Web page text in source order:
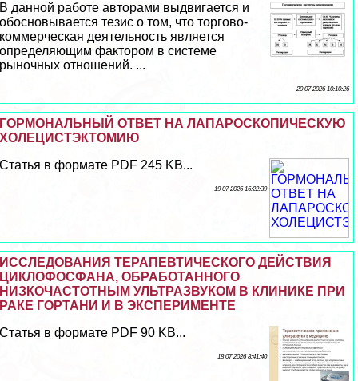
В данной работе авторами выдвигается и
обосновывается тезис о том, что торгово-
коммерческая деятельность является
определяющим фактором в системе
рыночных отношений. ...
20 07 2026 10:10:26
ГОРМОНАЛЬНЫЙ ОТВЕТ НА ЛАПАРОСКОПИЧЕСКУЮ
ХОЛЕЦИСТЭКТОМИЮ
Статья в формате PDF 245 KB...
19 07 2026 16:22:39
ИССЛЕДОВАНИЯ ТЕРАПЕВТИЧЕСКОГО ДЕЙСТВИЯ
ЦИКЛОФОСФАНА, ОБРАБОТАННОГО
НИЗКОЧАСТОТНЫМ УЛЬТРАЗВУКОМ В КЛИНИКЕ ПРИ
РАКЕ ГОРТАНИ И В ЭКСПЕРИМЕНТЕ
Статья в формате PDF 90 KB...
18 07 2026 8:41:40